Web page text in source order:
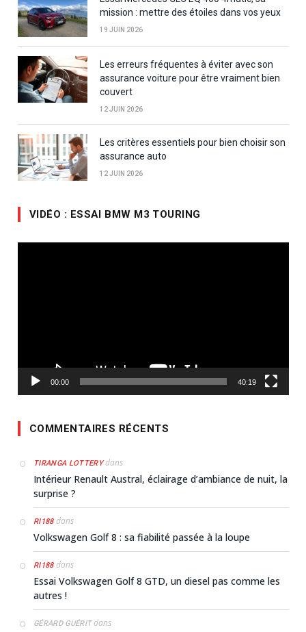
mission : mettre des étoiles dans vos yeux
19 JUIN 2026
Les erreurs fréquentes à éviter avec son
assurance voiture pour être vraiment bien
couvert
12 JUIN 2026
Les critères essentiels pour bien choisir son
assurance auto
12 JUIN 2026
VIDÉO : ESSAI BMW M3 TOURING
00:00 40:19
COMMENTAIRES RÉCENTS
TIRANGA LOTTERYdans
Intérieur Renault Austral, éclairage d’ambiance de nuit, la
surprise ?
RI188dans
Volkswagen Golf 8 : sa fiabilité passée à la loupe
RI188dans
Essai Volkswagen Golf 8 GTD, un diesel pas comme les
autres !
GÉRARD GUÉRITdans